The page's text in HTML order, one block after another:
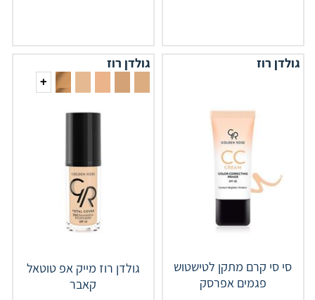
גולדן רוז
סי סי קרם מתקן לטישטוש
פגמים אפרסק
גולדן רוז
+
גולדן רוז מייק אפ טוטאל
קאבר